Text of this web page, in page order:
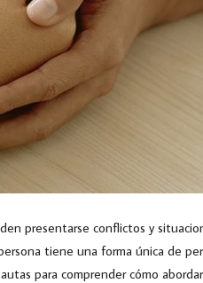
presentarse conflictos y
tiene una forma única de
para comprender cómo